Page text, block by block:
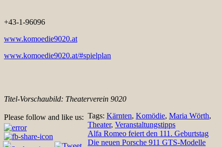
+43-1-96096
www.komoedie9020.at
www.komoedie9020.at/#spielplan
Titel-Vorschaubild: Theaterverein 9020
Please follow and like us: Tags: Kärnten, Komödie, Maria Wörth,
Theater, Veranstaltungstipps
BeitragsnavigationAlfa Romeo feiert den 111. Geburtstag
Die neuen Porsche 911 GTS-Modelle